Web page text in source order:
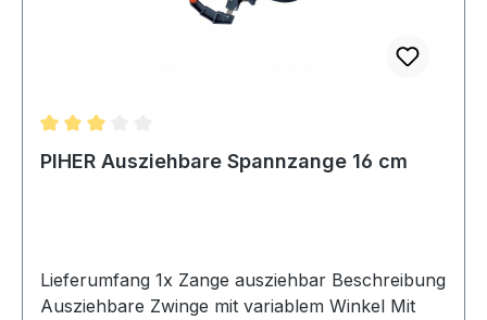
Durchschnittliche Bewertung von 3 von 5 Sternen
PIHER Ausziehbare Spannzange 16 cm
Lieferumfang 1x Zange ausziehbar Beschreibung
Ausziehbare Zwinge mit variablem Winkel Mit